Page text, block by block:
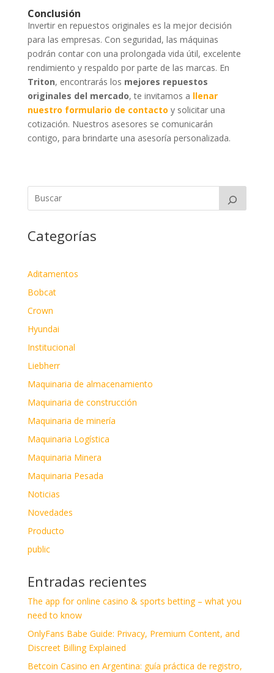
Conclusión
Invertir en repuestos originales es la mejor decisión
para las empresas. Con seguridad, las máquinas
podrán contar con una prolongada vida útil, excelente
rendimiento y respaldo por parte de las marcas. En
Triton, encontrarás los mejores repuestos
originales del mercado, te invitamos a llenar
nuestro formulario de contacto y solicitar una
cotización. Nuestros asesores se comunicarán
contigo, para brindarte una asesoría personalizada.
Categorías
Aditamentos
Bobcat
Crown
Hyundai
Institucional
Liebherr
Maquinaria de almacenamiento
Maquinaria de construcción
Maquinaria de minería
Maquinaria Logística
Maquinaria Minera
Maquinaria Pesada
Noticias
Novedades
Producto
public
Entradas recientes
The app for online casino & sports betting – what you
need to know
OnlyFans Babe Guide: Privacy, Premium Content, and
Discreet Billing Explained
Betcoin Casino en Argentina: guía práctica de registro,